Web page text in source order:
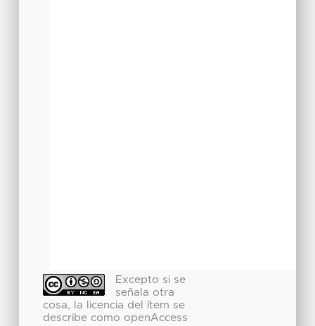
Excepto si se
señala otra
cosa, la licencia del ítem se
describe como openAccess